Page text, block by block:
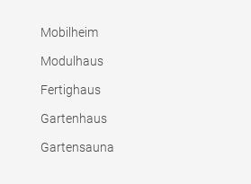
Mobilheim
Modulhaus
Fertighaus
Gartenhaus
Gartensauna